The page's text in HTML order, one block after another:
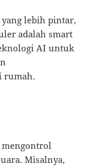
lebih pintar,
adalah smart
AI untuk
rumah.
mengontrol
Misalnya,